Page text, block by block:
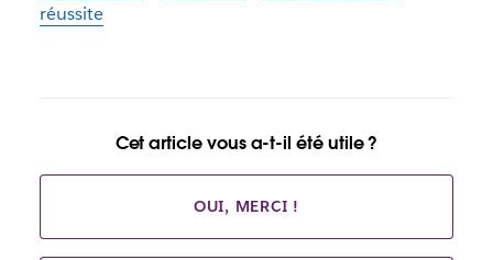
réussite
Cet article vous a-t-il été utile ?
OUI, MERCI !